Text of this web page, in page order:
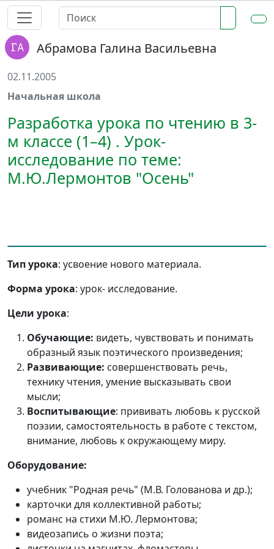
Абрамова Галина Васильевна
02.11.2005
Начальная школа
Разработка урока по чтению в 3-
м классе (1–4) . Урок-
исследование по теме:
М.Ю.Лермонтов "Осень"
Тип урока: усвоение нового материала.
Форма урока: урок- исследование.
Цели урока:
Обучающие: видеть, чувствовать и понимать
образный язык поэтического произведения;
Развивающие: совершенствовать речь,
технику чтения, умение высказывать свои
мысли;
Воспитывающие: прививать любовь к русской
поэзии, самостоятельность в работе с текстом,
внимание, любовь к окружающему миру.
Оборудование:
учебник "Родная речь" (М.В. Голованова и др.);
карточки для коллективной работы;
романс на стихи М.Ю. Лермонтова;
видеозапись о жизни поэта;